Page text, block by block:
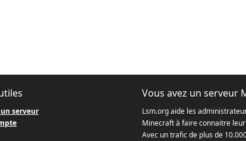
serveur
Vous avez un serveur
Lsm.org aide les
Minecraft à faire connaitre
Avec un trafic de plus de